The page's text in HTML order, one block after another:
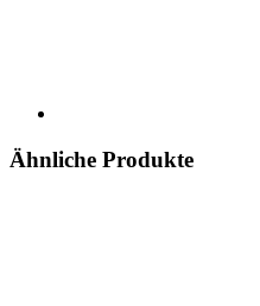
Ähnliche Produkte